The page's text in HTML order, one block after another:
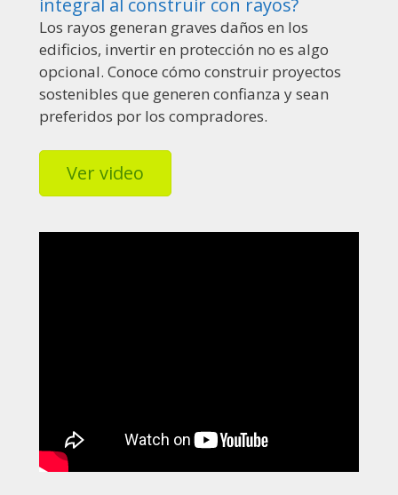
integral al construir con rayos?
Los rayos generan graves daños en los
edificios, invertir en protección no es algo
opcional. Conoce cómo construir proyectos
sostenibles que generen confianza y sean
preferidos por los compradores.
Ver video